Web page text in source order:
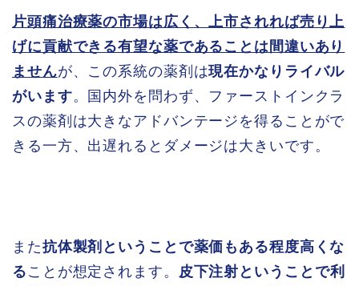
片頭痛治療薬の市場は広く、上市されれば売り上
げに貢献できる有望な薬であることは間違いあり
ませんが、この系統の薬剤は現在かなりライバル
がいます。国内外を問わず、ファーストインクラ
スの薬剤は大きなアドバンテージを得ることがで
きる一方、出遅れるとダメージは大きいです。
また抗体製剤ということで薬価もある程度高くな
る ことが想定されます。 皮下注射ということで利